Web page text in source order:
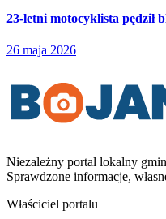
23-letni motocyklista pędził
26 maja 2026
Niezależny portal lokalny
Sprawdzone informacje,
Właściciel portalu